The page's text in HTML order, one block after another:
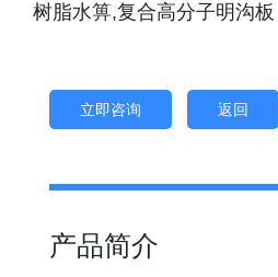
树脂水箅,复合高分子明沟板
立即咨询 返回
产品简介